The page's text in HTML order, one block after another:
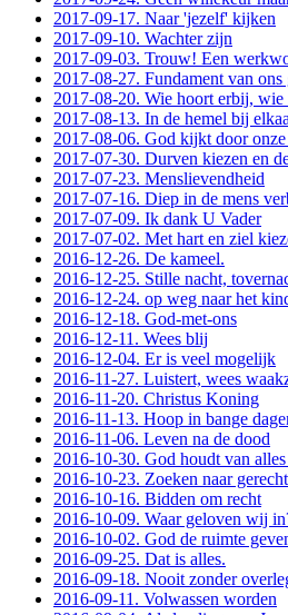
2017-09-17. Naar 'jezelf' kijken
2017-09-10. Wachter zijn
2017-09-03. Trouw! Een
2017-08-27. Fundament van ons
2017-08-20. Wie hoort erbij, wie
2017-08-13. In de hemel bij
2017-08-06. God kijkt door onze
2017-07-30. Durven kiezen en
2017-07-23. Menslievendheid
2017-07-16. Diep in de mens
2017-07-09. Ik dank U Vader
2017-07-02. Met hart en ziel
2016-12-26. De kameel.
2016-12-25. Stille nacht,
2016-12-24. op weg naar het
2016-12-18. God-met-ons
2016-12-11. Wees blij
2016-12-04. Er is veel mogelijk
2016-11-27. Luistert, wees
2016-11-20. Christus Koning
2016-11-13. Hoop in bange
2016-11-06. Leven na de dood
2016-10-30. God houdt van
2016-10-23. Zoeken naar
2016-10-16. Bidden om recht
2016-10-09. Waar geloven wij
2016-10-02. God de ruimte
2016-09-25. Dat is alles.
2016-09-18. Nooit zonder
2016-09-11. Volwassen worden